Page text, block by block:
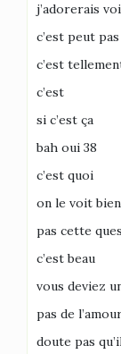
j’adorerais
c’est peut
c’est
c’est
si c’est ça
bah oui 38
c’est quoi
on le voit
pas cette
c’est beau
vous deviez
pas de
doute pas